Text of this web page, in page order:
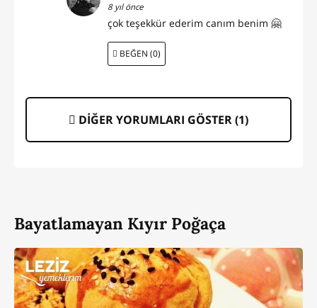
8 yıl önce
çok teşekkür ederim canım benim 🤗
BEĞEN (0)
DİĞER YORUMLARI GÖSTER (1)
Bayatlamayan Kıyır Poğaça